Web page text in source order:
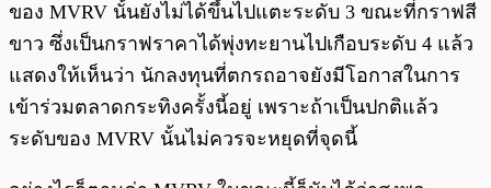
ของ MVRV นั้นยังไม่ได้ขึ้นไปแตะระดับ 3 ขณะที่กราฟสี
ขาว ซึ่งเป็นกราฟราคาได้พุ่งทะยานไปเกือบระดับ 4 แล้ว
แสดงให้เห็นว่า นักลงทุนที่ตกรถอาจยังมีโอกาสในการ
เข้าร่วมตลาดกระทิงครั้งนี้อยู่ เพราะถ้าเป็นปกติแล้ว
ระดับของ MVRV นั้นไม่ควรจะหยุดที่จุดนี้